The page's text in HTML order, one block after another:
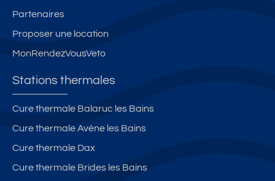
Partenaires
Proposer une location
MonRendezVousVeto
Stations thermales
Cure thermale Balaruc les Bains
Cure thermale Avène les Bains
Cure thermale Dax
Cure thermale Brides les Bains